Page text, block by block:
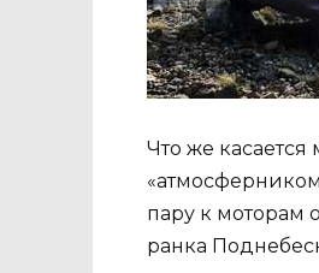
Что же
пару к моторам
ранка